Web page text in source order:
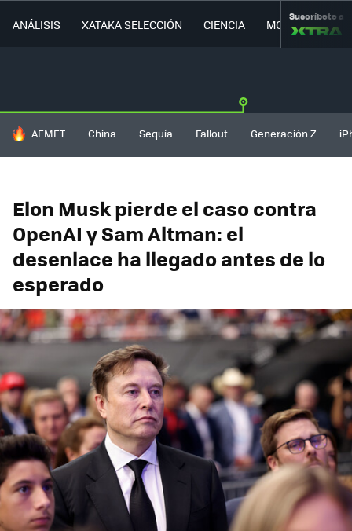
ANÁLISIS XATAKA SELECCIÓN CIENCIA MOVILIDAD
Suscríbete a
HOY SE HABLA DE
AEMET China Sequía Fallout Generación Z
Elon Musk pierde el caso contra
OpenAI y Sam Altman: el
desenlace ha llegado antes de lo
esperado